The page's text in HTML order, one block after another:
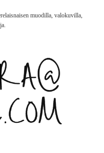
muodilla, valokuvilla,